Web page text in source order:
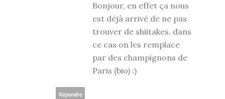
Bonjour, en effet ça nous
est déjà arrivé de ne pas
trouver de shiitakes, dans
ce cas on les remplace
par des champignons de
Paris (bio) :)
Répondre